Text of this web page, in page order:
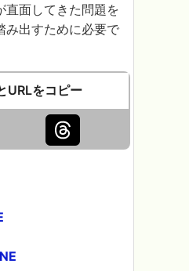
直面してきた問題を
み出すために必要で
URLをコピー